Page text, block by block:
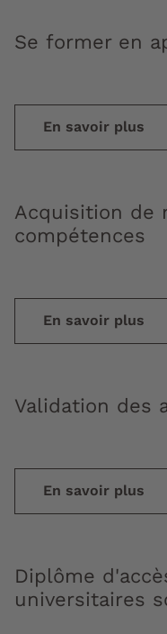
Se former en
En savoir plus
Acquisition de
compétences
En savoir plus
Validation des
En savoir plus
Diplôme
universitaires